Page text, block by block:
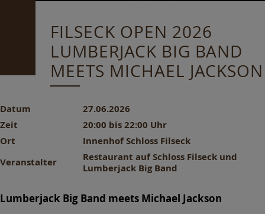
FILSECK OPEN 2026
LUMBERJACK BIG BAND
MEETS MICHAEL JACKSON
Datum
27.06.2026
Zeit
20:00 bis 22:00 Uhr
Ort
Innenhof Schloss Filseck
Veranstalter
Restaurant auf Schloss Filseck und
Lumberjack Big Band
Lumberjack Big Band meets Michael Jackson